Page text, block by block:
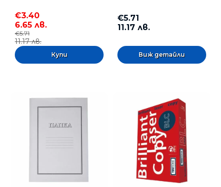
€3.40
6.65 лв.
€5.71
11.17 лв.
€5.71
11.17 лв.
Виж детайли